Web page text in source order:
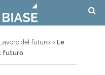
del futuro» Le
futuro